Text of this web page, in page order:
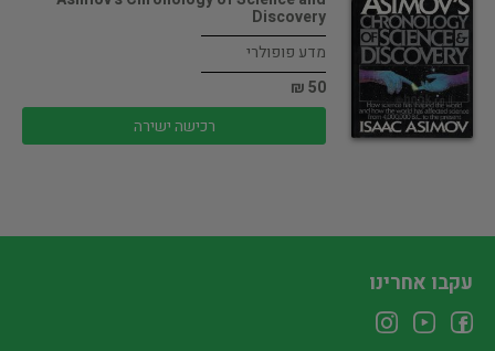
Discovery
מדע פופולרי
50 ₪
רכישה ישירה
עקבו אחרינו